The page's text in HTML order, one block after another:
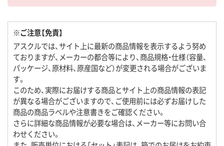
※ご注意【免責】
アスクルでは、サイト上に最新の商品情報を表示するよう努め
ておりますが、メーカーの都合等により、商品規格・仕様（容量、
パッケージ、原材料、原産国など）が変更される場合がございま
す。
このため、実際にお届けする商品とサイト上の商品情報の表記
が異なる場合がございますので、ご使用前には必ずお届けした
商品の商品ラベルや注意書きをご確認ください。
さらに詳細な商品情報が必要な場合は、メーカー等にお問い合
わせください。